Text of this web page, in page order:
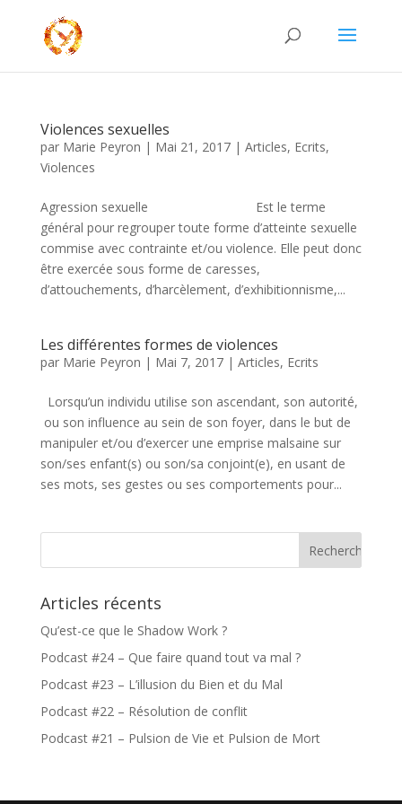
Violences sexuelles
par Marie Peyron | Mai 21, 2017| Articles, Ecrits,
Violences
Agression sexuelle Est le terme
général pour regrouper toute forme d’atteinte sexuelle
commise avec contrainte et/ou violence. Elle peut donc
être exercée sous forme de caresses,
d’attouchements, d’harcèlement, d’exhibitionnisme,...
Les différentes formes de violences
par Marie Peyron | Mai 7, 2017| Articles, Ecrits
Lorsqu’un individu utilise son ascendant, son autorité,
ou son influence au sein de son foyer, dans le but de
manipuler et/ou d’exercer une emprise malsaine sur
son/ses enfant(s) ou son/sa conjoint(e), en usant de
ses mots, ses gestes ou ses comportements pour...
Articles récents
Qu’est-ce que le Shadow Work ?
Podcast #24 – Que faire quand tout va mal ?
Podcast #23 – L’illusion du Bien et du Mal
Podcast #22 – Résolution de conflit
Podcast #21 – Pulsion de Vie et Pulsion de Mort